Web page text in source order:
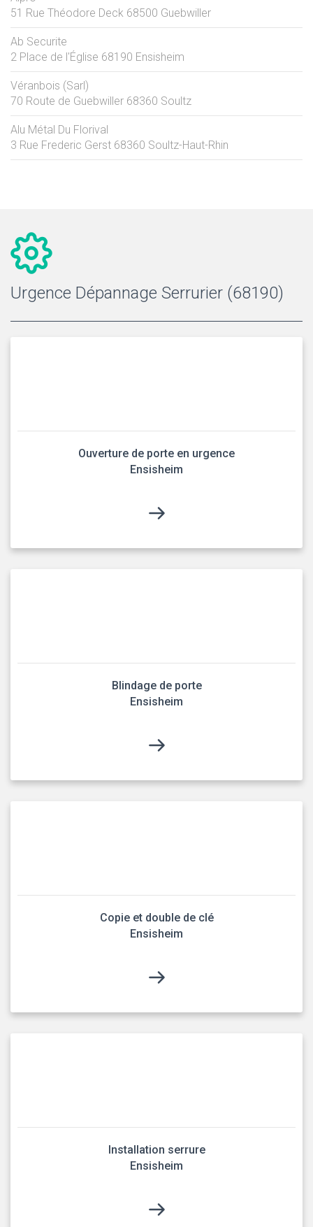
51 Rue Théodore Deck 68500 Guebwiller
Ab Securite
2 Place de l'Église 68190 Ensisheim
Véranbois (Sarl)
70 Route de Guebwiller 68360 Soultz
Alu Métal Du Florival
3 Rue Frederic Gerst 68360 Soultz-Haut-Rhin
Urgence Dépannage Serrurier (68190)
Ouverture de porte en urgence
Ensisheim
Blindage de porte
Ensisheim
Copie et double de clé
Ensisheim
Installation serrure
Ensisheim